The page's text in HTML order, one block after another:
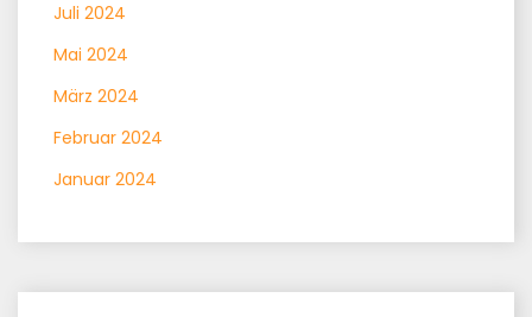
Juli 2024
Mai 2024
März 2024
Februar 2024
Januar 2024